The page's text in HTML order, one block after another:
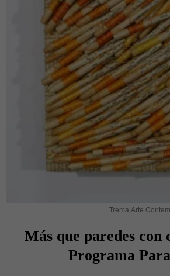
Trema Arte
Más que paredes con
Programa